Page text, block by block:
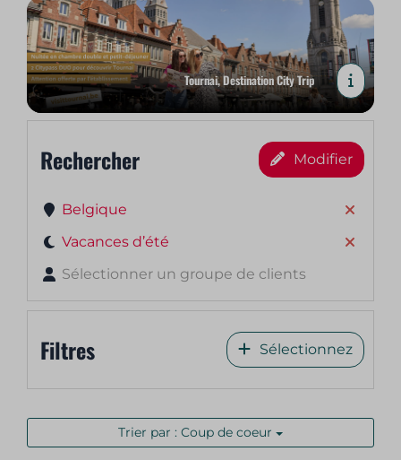
Tournai, Destination City Trip
Rechercher Modifier
Belgique
Vacances d’été
Sélectionner un groupe de clients
Filtres Sélectionnez
Trier par : Coup de coeur